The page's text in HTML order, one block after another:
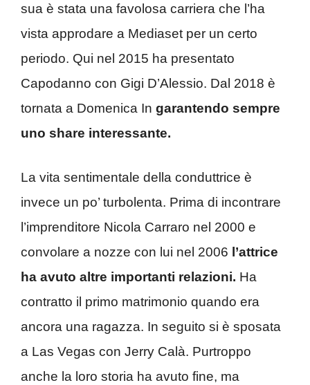
sua è stata una favolosa carriera che l’ha
vista approdare a Mediaset per un certo
periodo. Qui nel 2015 ha presentato
Capodanno con Gigi D’Alessio. Dal 2018 è
tornata a Domenica In garantendo sempre
uno share interessante.
La vita sentimentale della conduttrice è
invece un po’ turbolenta. Prima di incontrare
l’imprenditore Nicola Carraro nel 2000 e
convolare a nozze con lui nel 2006 l’attrice
ha avuto altre importanti relazioni. Ha
contratto il primo matrimonio quando era
ancora una ragazza. In seguito si è sposata
a Las Vegas con Jerry Calà. Purtroppo
anche la loro storia ha avuto fine, ma